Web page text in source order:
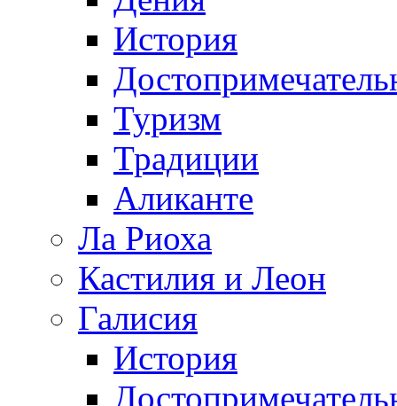
История
Туризм
Традиции
Аликанте
Ла Риоха
Кастилия и Леон
Галисия
История